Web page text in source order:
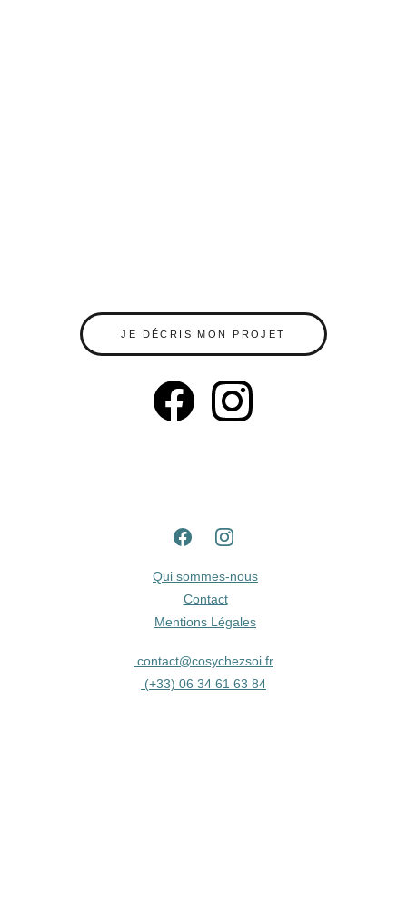
JE DÉCRIS MON PROJET
Qui sommes-nous
Contact
Mentions Légales
contact@cosychezsoi.fr
(+33) 06 34 61 63 84